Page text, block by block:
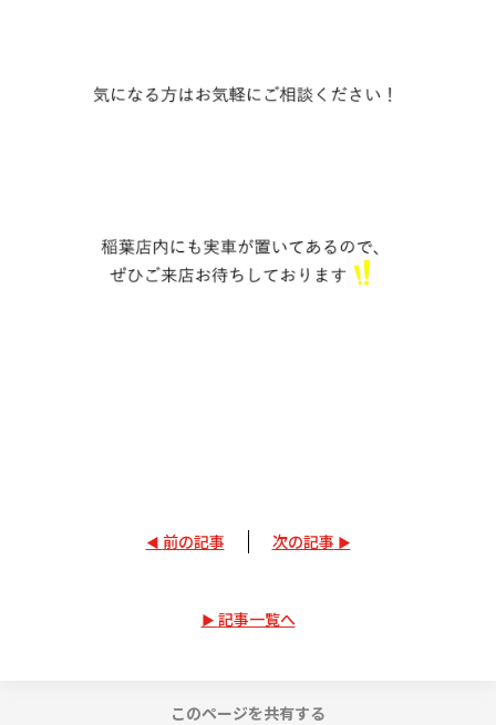
前の記事 次の記事
記事一覧へ
このページを共有する